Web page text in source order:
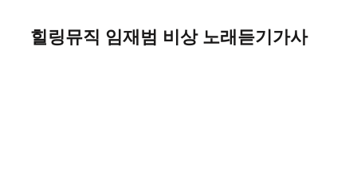
힐링뮤직 임재범 비상 노래듣기가사